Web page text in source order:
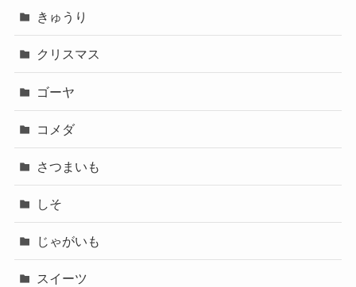
きゅうり
クリスマス
ゴーヤ
コメダ
さつまいも
しそ
じゃがいも
スイーツ